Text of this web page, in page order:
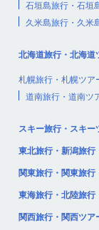
石垣島旅行・石垣
久米島旅行・久米
北海道旅行・北海道
札幌旅行・札幌ツア
道南旅行・道南ツ
スキー旅行・スキ
東北旅行・新潟旅行
関東旅行・関東旅
東海旅行・北陸旅行
関西旅行・関西ツア